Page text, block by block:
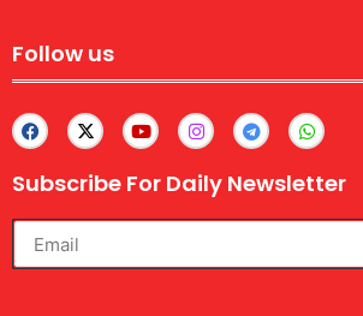
Follow us
Subscribe For Daily Newsletter